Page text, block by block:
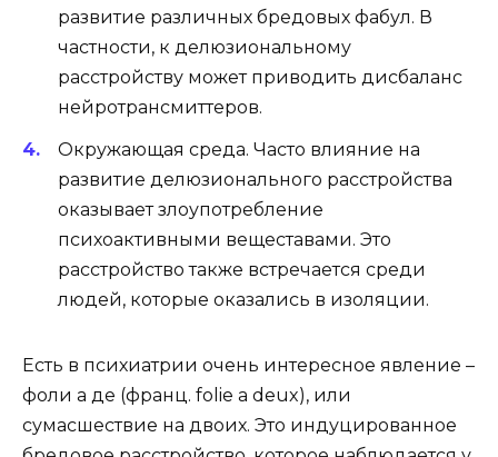
развитие различных бредовых фабул. В
частности, к делюзиональному
расстройству может приводить дисбаланс
нейротрансмиттеров.
Окружающая среда. Часто влияние на
развитие делюзионального расстройства
оказывает злоупотребление
психоактивными вещеставами. Это
расстройство также встречается среди
людей, которые оказались в изоляции.
Есть в психиатрии очень интересное явление –
фоли а де (франц. folie a deux), или
сумасшествие на двоих. Это индуцированное